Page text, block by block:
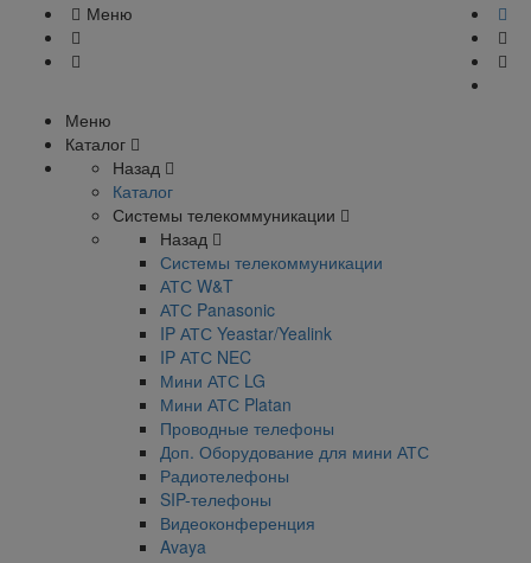
Меню
Меню
Каталог
Назад
Каталог
Системы телекоммуникации
Назад
Системы телекоммуникации
АТС W&T
АТС Panasonic
IP АТС Yeastar/Yealink
IP АТС NEC
Мини АТС LG
Мини АТС Platan
Проводные телефоны
Доп. Оборудование для мини АТС
Радиотелефоны
SIP-телефоны
Видеоконференция
Avaya